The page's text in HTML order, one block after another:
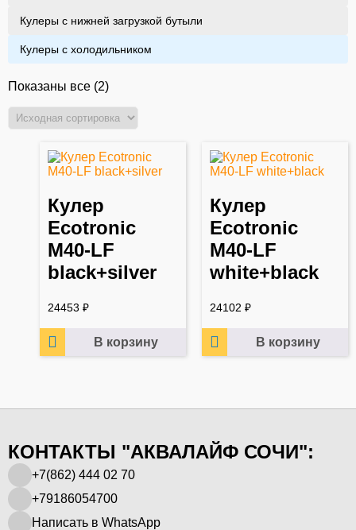
Кулеры с нижней загрузкой бутыли
Кулеры с холодильником
Показаны все (2)
Кулер
Ecotronic
M40-LF
black+silver
24453 ₽
В корзину
Кулер
Ecotronic
M40-LF
white+black
24102 ₽
В корзину
КОНТАКТЫ "АКВАЛАЙФ СОЧИ":
+7(862) 444 02 70
+79186054700
Написать в WhatsApp